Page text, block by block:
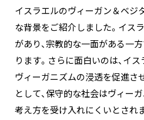
イスラエルのヴィーガン＆ベジ
な背景をご紹介しました。イス
があり、宗教的な一面がある一
ります。さらに面白いのは、イ
ヴィーガニズムの浸透を促進さ
として、保守的な社会はヴィー
考え方を受け入れにくいとされ